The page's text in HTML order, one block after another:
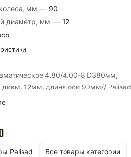
мм — 90
диаметр, мм — 12
4.80/4.00-8 D380мм,
диам. 12мм, длина оси 90мм// Palisad
Palisad Все товары категории